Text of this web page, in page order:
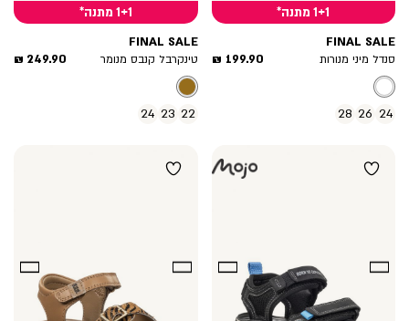
1+1 מתנה*
FINAL SALE
סנדל מיני מנורות
מחיר
199.90 ₪
24
26
28
1+1 מתנה*
FINAL SALE
טינקרבל קנבס מנומר
מחיר
249.90 ₪
22
23
24